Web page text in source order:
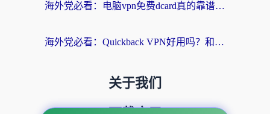
海外党必看：电脑vpn免费dcard真的靠谱吗？教你选对回国加速器无缝访问国内资源
海外党必看：Quickback VPN好用吗？和小黑牛VPN对比哪个回国效果更好？附真实体验+避坑指南
关于我们